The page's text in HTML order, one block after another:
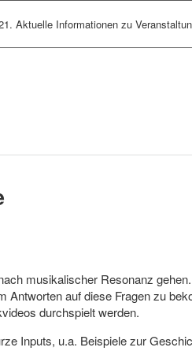
Aktuelle Informationen zu
musikalischer Resonanz
auf diese Fragen zu
durchspielt werden.
Inputs, u.a. Beispiele zur